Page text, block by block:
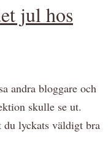
jul hos
andra bloggare och
skulle se ut.
du lyckats väldigt bra